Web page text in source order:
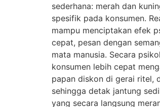
sederhana: merah dan
spesifik pada konsumen.
mampu menciptakan efek
cepat, pesan dengan
mata manusia. Secara
konsumen lebih cepat
papan diskon di gerai ritel,
sehingga detak jantung
yang secara langsung